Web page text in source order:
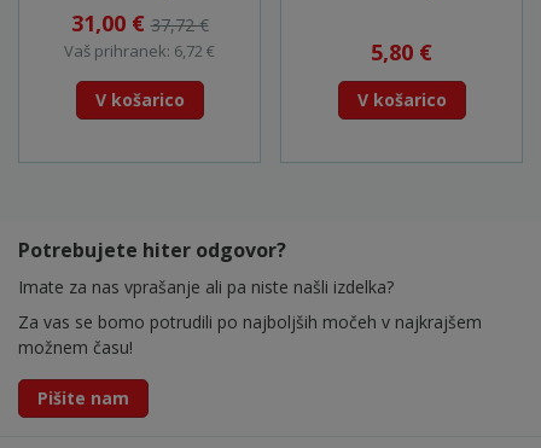
31,00 €37,72 €
Vaš prihranek: 6,72 €
V košarico
5,80 €
V košarico
Potrebujete hiter odgovor?
Imate za nas vprašanje ali pa niste našli izdelka?
Za vas se bomo potrudili po najboljših močeh v najkrajšem
možnem času!
Pišite nam